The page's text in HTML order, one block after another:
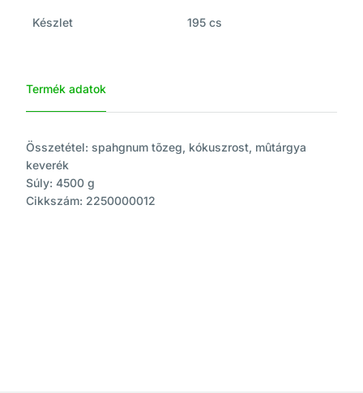
Készlet 195 cs
Termék adatok
Összetétel: spahgnum tõzeg, kókuszrost, mûtárgya
keverék
Súly: 4500 g
Cikkszám: 2250000012